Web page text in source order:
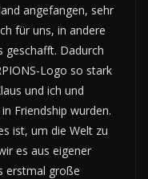
angefangen, sehr
für uns, in andere
geschafft. Dadurch
Logo so stark
und ich und
Friendship wurden.
ist, um die Welt zu
es aus eigener
erstmal große